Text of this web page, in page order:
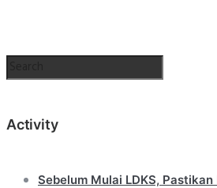
Activity
Sebelum Mulai LDKS,